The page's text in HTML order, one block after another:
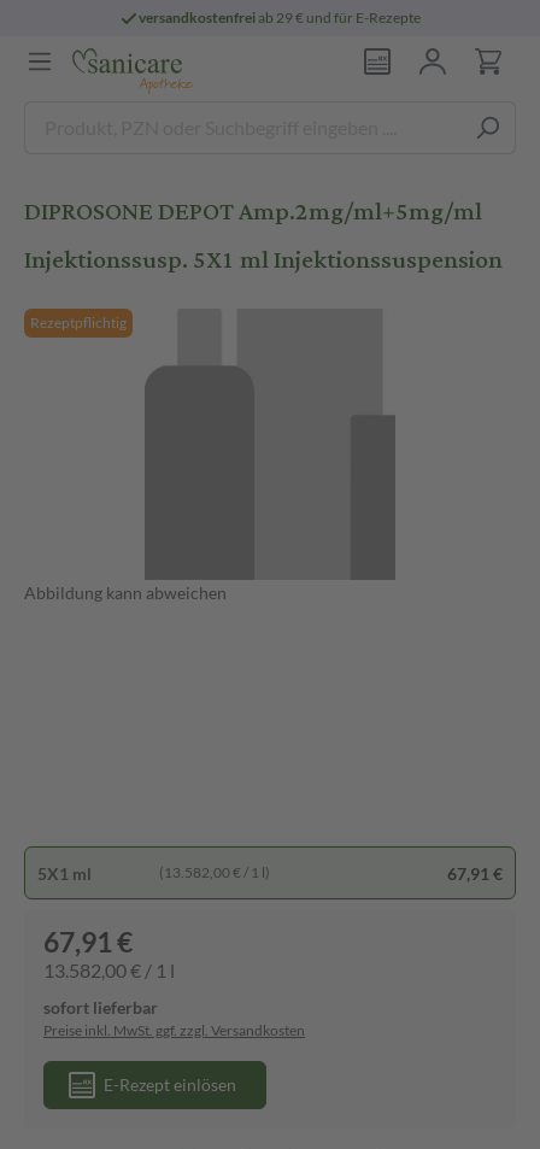
versandkostenfreiab 29 € und für E-Rezepte
DIPROSONE DEPOT Amp.2mg/ml+5mg/ml
Injektionssusp. 5X1 ml Injektionssuspension
Rezeptpflichtig
Abbildung kann abweichen
5X1 ml (13.582,00 € / 1 l) 67,91 €
67,91 €
13.582,00 € / 1 l
sofort lieferbar
Preise inkl. MwSt. ggf. zzgl. Versandkosten
E-Rezept einlösen